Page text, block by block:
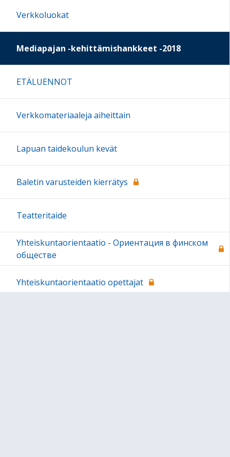
Verkkoluokat
Mediapajan -kehittämishankkeet -2018
ETÄLUENNOT
Verkkomateriaaleja aiheittain
Lapuan taidekoulun kevät
Baletin varusteiden kierrätys
Teatteritaide
Yhteiskuntaorientaatio - Ориентация в финском
обществе
Yhteiskuntaorientaatio opettajat